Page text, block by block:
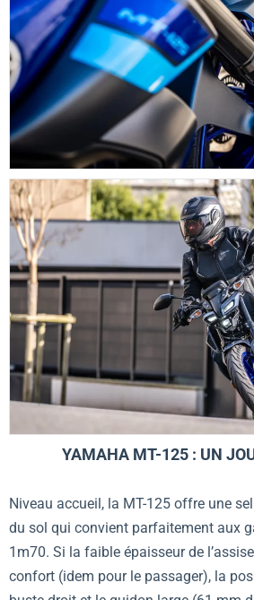
YAMAHA MT-125 : UN
Niveau accueil, la MT-125 offre une
du sol qui convient parfaitement aux
1m70. Si la faible épaisseur de
confort (idem pour le passager), la